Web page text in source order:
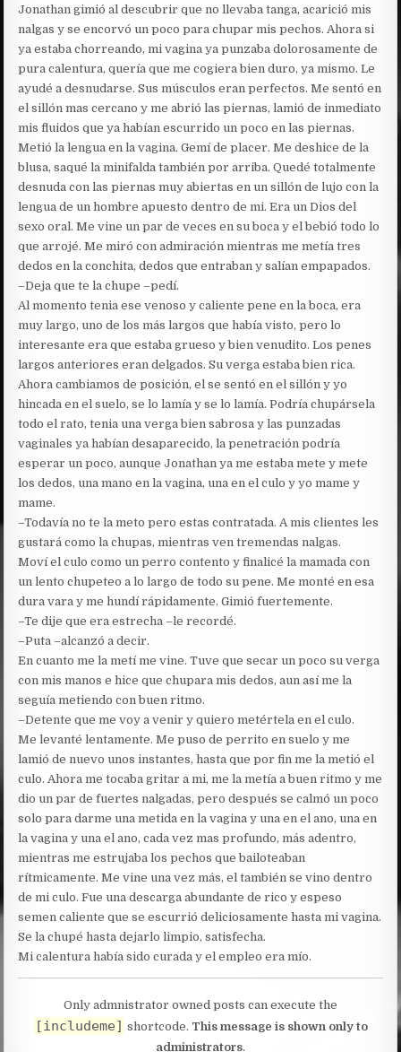
Jonathan gimió al descubrir que no llevaba tanga, acarició mis
nalgas y se encorvó un poco para chupar mis pechos. Ahora si
ya estaba chorreando, mi vagina ya punzaba dolorosamente de
pura calentura, quería que me cogiera bien duro, ya mismo. Le
ayudé a desnudarse. Sus músculos eran perfectos. Me sentó en
el sillón mas cercano y me abrió las piernas, lamió de inmediato
mis fluidos que ya habían escurrido un poco en las piernas.
Metió la lengua en la vagina. Gemí de placer. Me deshice de la
blusa, saqué la minifalda también por arriba. Quedé totalmente
desnuda con las piernas muy abiertas en un sillón de lujo con la
lengua de un hombre apuesto dentro de mi. Era un Dios del
sexo oral. Me vine un par de veces en su boca y el bebió todo lo
que arrojé. Me miró con admiración mientras me metía tres
dedos en la conchita, dedos que entraban y salían empapados.
–Deja que te la chupe –pedí.
Al momento tenia ese venoso y caliente pene en la boca, era
muy largo, uno de los más largos que había visto, pero lo
interesante era que estaba grueso y bien venudito. Los penes
largos anteriores eran delgados. Su verga estaba bien rica.
Ahora cambiamos de posición, el se sentó en el sillón y yo
hincada en el suelo, se lo lamía y se lo lamía. Podría chupársela
todo el rato, tenia una verga bien sabrosa y las punzadas
vaginales ya habían desaparecido, la penetración podría
esperar un poco, aunque Jonathan ya me estaba mete y mete
los dedos, una mano en la vagina, una en el culo y yo mame y
mame.
–Todavía no te la meto pero estas contratada. A mis clientes les
gustará como la chupas, mientras ven tremendas nalgas.
Moví el culo como un perro contento y finalicé la mamada con
un lento chupeteo a lo largo de todo su pene. Me monté en esa
dura vara y me hundí rápidamente. Gimió fuertemente.
–Te dije que era estrecha –le recordé.
–Puta –alcanzó a decir.
En cuanto me la metí me vine. Tuve que secar un poco su verga
con mis manos e hice que chupara mis dedos, aun así me la
seguía metiendo con buen ritmo.
–Detente que me voy a venir y quiero metértela en el culo.
Me levanté lentamente. Me puso de perrito en suelo y me
lamió de nuevo unos instantes, hasta que por fin me la metió el
culo. Ahora me tocaba gritar a mi, me la metía a buen ritmo y me
dio un par de fuertes nalgadas, pero después se calmó un poco
solo para darme una metida en la vagina y una en el ano, una en
la vagina y una el ano, cada vez mas profundo, más adentro,
mientras me estrujaba los pechos que bailoteaban
rítmicamente. Me vine una vez más, el también se vino dentro
de mi culo. Fue una descarga abundante de rico y espeso
semen caliente que se escurrió deliciosamente hasta mi vagina.
Se la chupé hasta dejarlo limpio, satisfecha.
Mi calentura había sido curada y el empleo era mío.
Only admnistrator owned posts can execute the
[includeme] shortcode. This message is shown only to
administrators.